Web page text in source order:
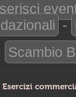
-
Scambio
Esercizi